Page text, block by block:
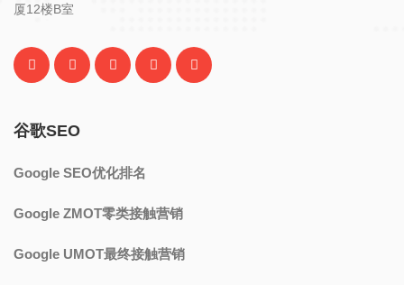
厦12楼B室
谷歌SEO
Google SEO优化排名
Google ZMOT零类接触营销
Google UMOT最终接触营销